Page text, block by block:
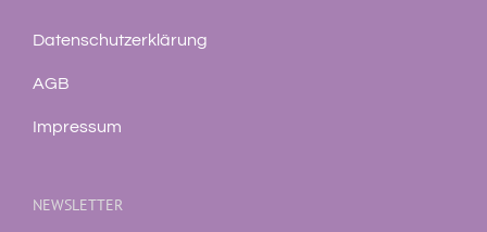
Datenschutzerklärung
AGB
Impressum
NEWSLETTER